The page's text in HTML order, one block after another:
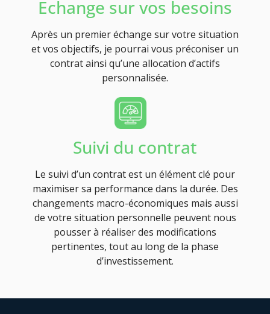
Echange sur vos besoins
Après un premier échange sur votre situation
et vos objectifs, je pourrai vous préconiser un
contrat ainsi qu’une allocation d’actifs
personnalisée.
Suivi du contrat
Le suivi d’un contrat est un élément clé pour
maximiser sa performance dans la durée. Des
changements macro-économiques mais aussi
de votre situation personnelle peuvent nous
pousser à réaliser des modifications
pertinentes, tout au long de la phase
d’investissement.